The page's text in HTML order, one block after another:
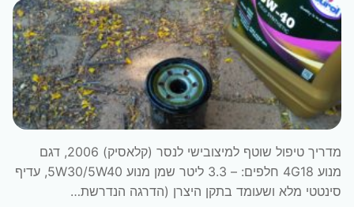
מדריך טיפול שוטף למיצובישי לנסר (קלאסיק) 2006, דגם
מנוע 4G18 חלפים: – 3.3 ליטר שמן מנוע 5W30/5W40, עדיף
סינטטי מלא ושעומד בתקן היצרן (הדרגה הנדרשת…